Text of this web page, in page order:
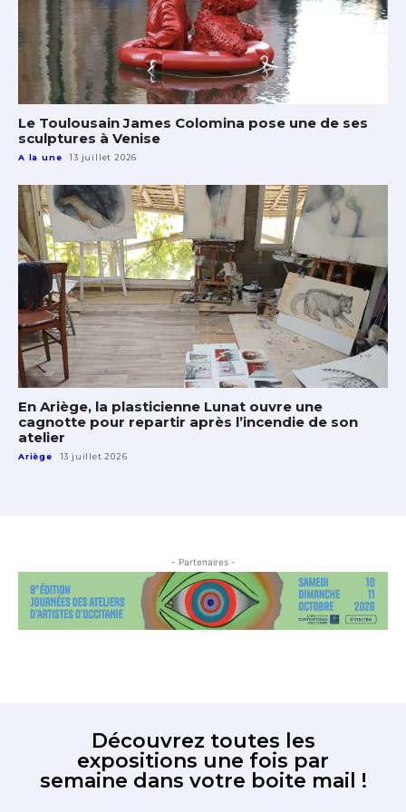
Le Toulousain James Colomina pose une de ses
sculptures à Venise
A la une 13 juillet 2026
En Ariège, la plasticienne Lunat ouvre une
cagnotte pour repartir après l’incendie de son
atelier
Ariège 13 juillet 2026
- Partenaires -
Découvrez toutes les
expositions une fois par
semaine dans votre boite mail !